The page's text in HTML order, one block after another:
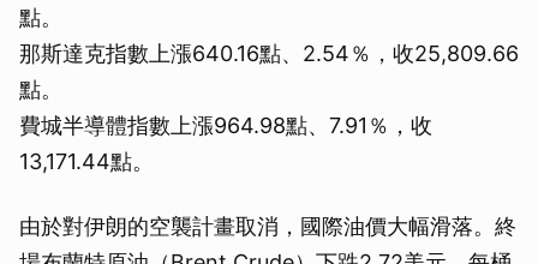
點。
那斯達克指數上漲640.16點、2.54％，收25,809.66
點。
費城半導體指數上漲964.98點、7.91％，收
13,171.44點。
由於對伊朗的空襲計畫取消，國際油價大幅滑落。終